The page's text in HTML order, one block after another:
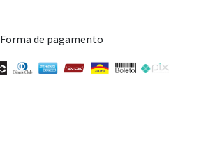
Forma de pagamento